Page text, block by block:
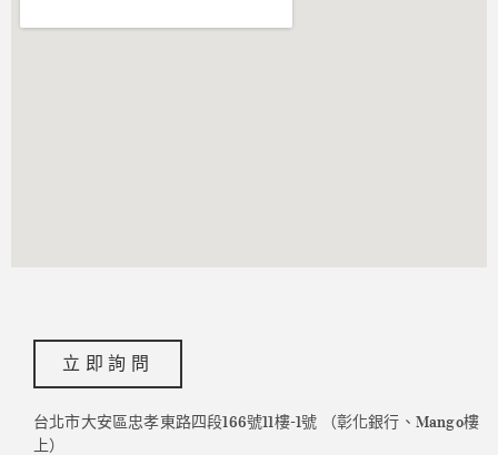
立即詢問
台北市大安區忠孝東路四段166號11樓-1號 （彰化銀行、Mango樓
上）